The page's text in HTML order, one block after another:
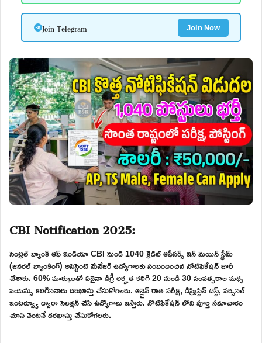
Join Telegram Join Now
CBI Notification 2025:
సెంట్రల్ బ్యాంక్ ఆఫ్ ఇండియా CBI నుండి 1040 క్రెడిట్ ఆఫీసర్స్ ఇన్ మెయిన్ స్ట్రీమ్
(జనరల్ బ్యాంకింగ్) అసిస్టెంట్ మేనేజర్ ఉద్యోగాలకు సంబందించిన నోటిఫికేషన్ జారీ
చేశారు. 60% మార్కులతో ఏదైనా డిగ్రీ అర్హత కలిగి 20 నుండి 30 సంవత్సరాల మధ్య
వయస్సు కలిగినవారు దరఖాస్తు చేసుకోగలరు. ఆన్లైన్ రాత పరీక్ష, డిస్క్రిప్టివ్ టెస్ట్, పర్సనల్
ఇంటర్వ్యూ ద్వారా సెలక్షన్ చేసి ఉద్యోగాలు ఇస్తారు. నోటిఫికేషన్ లోని పూర్తి సమాచారం
చూసి వెంటనే దరఖాస్తు చేసుకోగలరు.